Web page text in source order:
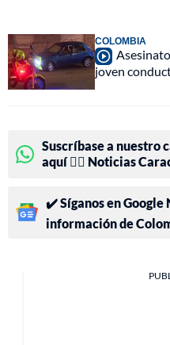
COLOMBIA
joven
Suscríbase a nuestro
aquí 👉🏻 Noticias
✔️ Síganos en Google
información de